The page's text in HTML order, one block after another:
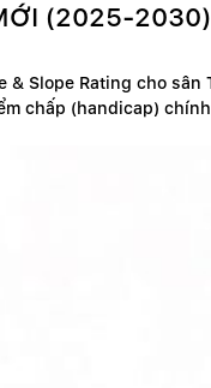
(2025-2030)
Slope Rating cho sân
chấp (handicap)